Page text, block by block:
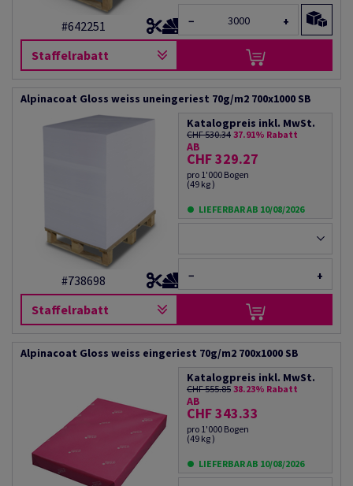
#642251
Staffelrabatt
− +
Alpinacoat Gloss weiss uneingeriest 70g/m2 700x1000 SB
#738698
Staffelrabatt
Katalogpreis inkl. MwSt.
CHF 530.34 37.91% Rabatt
AB
CHF 329.27
pro 1'000 Bogen
(49 kg )
LIEFERBAR AB 10/08/2026
− +
Alpinacoat Gloss weiss eingeriest 70g/m2 700x1000 SB
Katalogpreis inkl. MwSt.
CHF 555.85 38.23% Rabatt
AB
CHF 343.33
pro 1'000 Bogen
(49 kg )
LIEFERBAR AB 10/08/2026